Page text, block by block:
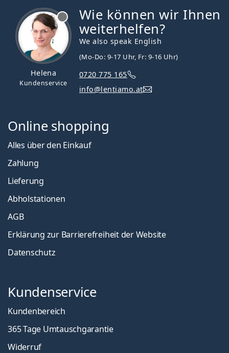
Helena
Kundenservice
Wie können wir Ihnen
weiterhelfen?
We also speak English
(Mo-Do: 9-17 Uhr, Fr: 9-16 Uhr)
0720 775 165
info@lentiamo.at
Online shopping
Alles über den Einkauf
Zahlung
Lieferung
Abholstationen
AGB
Erklärung zur Barrierefreiheit der Website
Datenschutz
Kundenservice
Kundenbereich
365 Tage Umtauschgarantie
Widerruf